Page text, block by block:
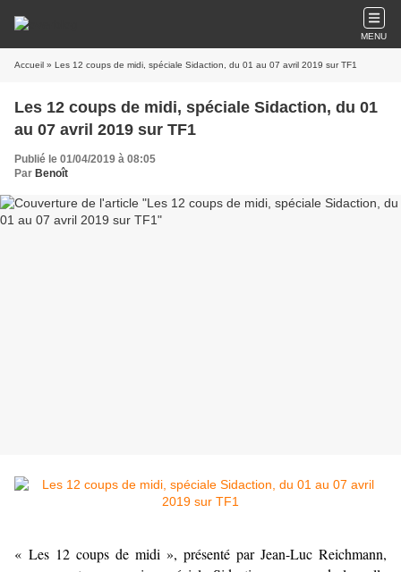
MENU
Accueil » Les 12 coups de midi, spéciale Sidaction, du 01 au 07 avril 2019 sur TF1
Les 12 coups de midi, spéciale Sidaction, du 01
au 07 avril 2019 sur TF1
Publié le 01/04/2019 à 08:05
Par Benoît
« Les 12 coups de midi », présenté par Jean-Luc Reichmann,